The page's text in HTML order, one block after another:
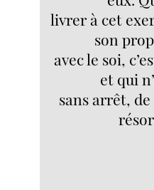
livrer à cet
son
avec le soi,
et qui
sans arrêt,